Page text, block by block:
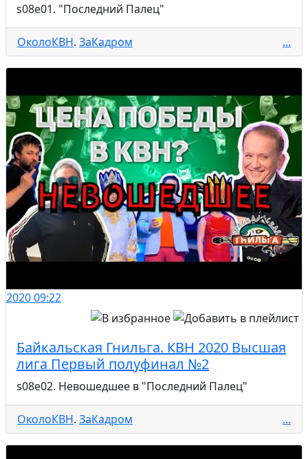
s08e01. "Последний Палец"
ОколоКВН. ЗаКадром ...
202009:22
Байкальская Гнильга. КВН 2020 Высшая
лига Первый полуфинал №2
s08e02. Невошедшее в "Последний Палец"
ОколоКВН. ЗаКадром ...